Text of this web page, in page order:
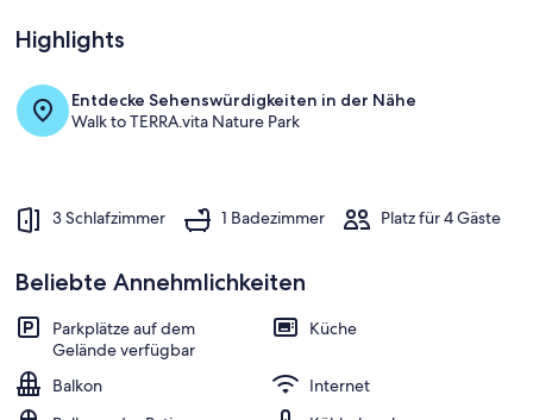
(120877)
Außenbereich
Highlights
Entdecke Sehenswürdigkeiten in der Nähe
Walk to TERRA.vita Nature Park
3 Schlafzimmer 1 Badezimmer Platz für 4 Gäste
Beliebte Annehmlichkeiten
Parkplätze auf dem
Gelände verfügbar
Küche
Balkon
Internet